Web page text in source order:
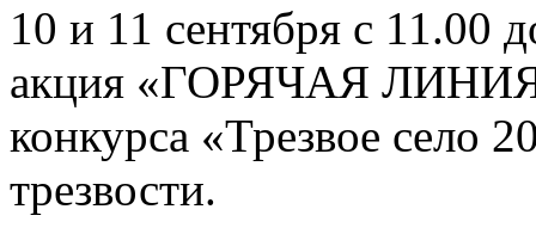
10 и 11 сентября с 11.00
акция «ГОРЯЧАЯ ЛИНИЯ»
конкурса «Трезвое село
трезвости.